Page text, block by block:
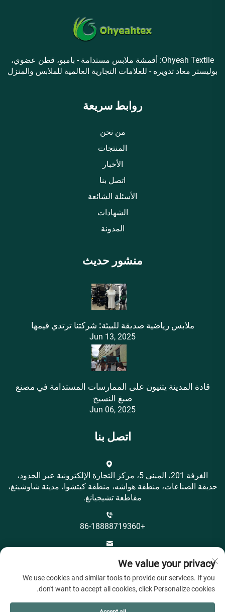
Ohyeah Textile: أقمشة ملابس مستدامة - بامبو، قطن عضوي،
بوليستر معاد تدويره - للعلامات التجارية العالمية للملابس والمنزل
روابط سريعة
من نحن
المنتجات
الأخبار
اتصل بنا
الأسئلة الشائعة
الشهادات
المدونة
منشور حديث
ملابس رياضية صديقة للبيئة: شركتنا ترتدي قيمها
Jun 13, 2025
قادة المدينة يثنيون على الممارسات المستدامة في مصنع
صبغ النسيج
Jun 06, 2025
اتصل بنا
الغرفة 201، المبنى 5، مركز التجارة الإلكترونية عبر الحدود،
حديقة الصناعات، منطقة هواشه، منطقة كيتشوا، مدينة شاوشينغ،
مقاطعة تشيجيانغ.
+86-18888719360
We value your privacy
We use cookies and similar tools to provide our services. If you
don't want to accept all cookies, click Personalize cookies.